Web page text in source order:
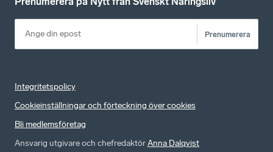
Prenumerera
Integritetspolicy
Cookieinställningar och förteckning över cookies
Bli medlemsföretag
Ansvarig utgivare och chefredaktörAnna Dalqvist